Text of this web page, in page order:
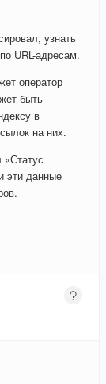
узнать
URL-адресам.
оператор
быть
в
на них.
«Статус
эти данные